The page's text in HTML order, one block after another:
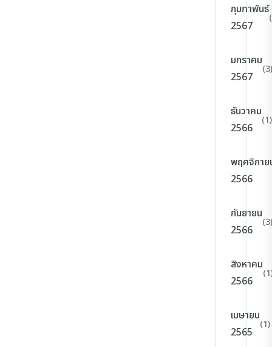
กุมภาพันธ์
2567
มกราคม
2567
(3)
ธันวาคม
2566
(1)
พฤศจิกาย
2566
กันยายน
2566
(3)
สิงหาคม
2566
เมษายน
2565
(1)